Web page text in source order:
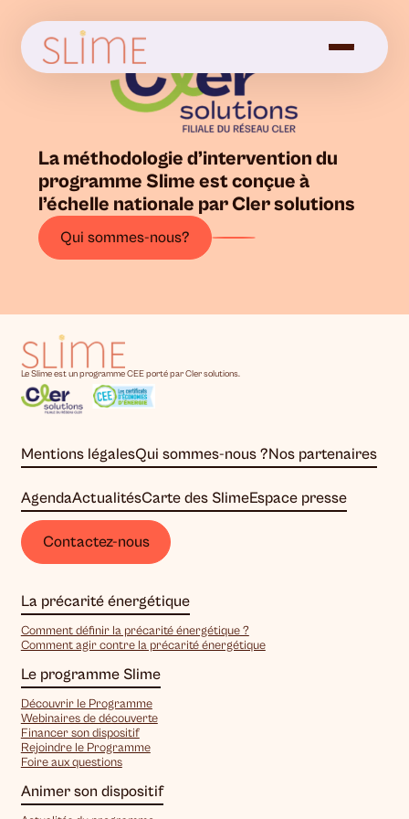
La méthodologie d’intervention du
programme Slime est conçue à
l’échelle nationale par Cler solutions
Qui sommes-nous?
Le Slime est un programme CEE porté par Cler solutions.
Mentions légalesQui sommes-nous ?Nos partenaires
AgendaActualitésCarte des SlimeEspace presse
Contactez-nous
La précarité énergétique
Comment définir la précarité énergétique ?
Comment agir contre la précarité énergétique
Le programme Slime
Découvrir le Programme
Webinaires de découverte
Financer son dispositif
Rejoindre le Programme
Foire aux questions
Animer son dispositif